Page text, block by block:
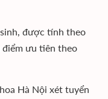
được tính theo
điểm ưu tiên theo
Hà Nội xét tuyển